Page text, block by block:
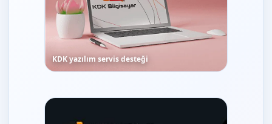
KDK yazılım servis desteği